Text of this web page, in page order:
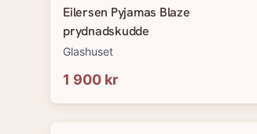
Eilersen Pyjamas Blaze
prydnadskudde
Glashuset
1 900 kr